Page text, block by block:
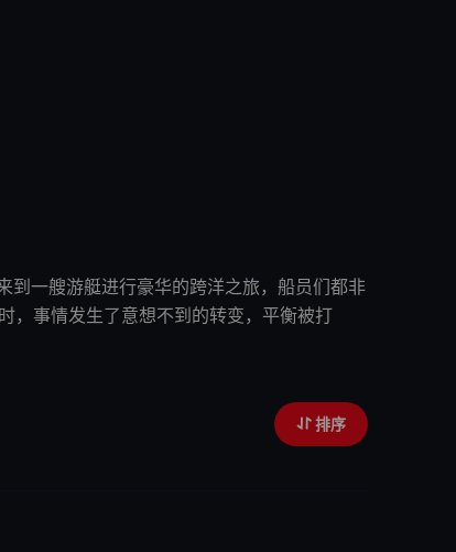
到一艘游艇进行豪华的跨洋之旅，船员们都非
，事情发生了意想不到的转变，平衡被打
排序